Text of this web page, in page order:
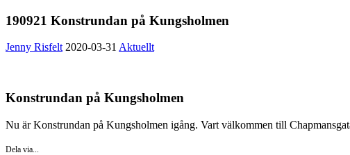
190921 Konstrundan på Kungsholmen
Jenny Risfelt 2020-03-31 Aktuellt
Konstrundan på Kungsholmen
Nu är Konstrundan på Kungsholmen igång. Vart välkommen till
Dela via...